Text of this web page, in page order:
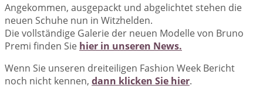
Angekommen, ausgepackt und abgelichtet stehen die
neuen Schuhe nun in Witzhelden.
Die vollständige Galerie der neuen Modelle von Bruno
Premi finden Sie hier in unseren News.
Wenn Sie unseren dreiteiligen Fashion Week Bericht
noch nicht kennen, dann klicken Sie hier.